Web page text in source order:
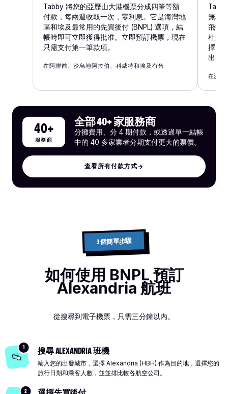
Tabby 將您的亞歷山大港機票分成四筆等額
付款，每兩週收取一次，零利息。它是海灣地
區和埃及最常用的先買後付 (BNPL) 選項，結
帳時即可立即獲得批准。立即預訂機票，現在
只需支付第一筆款項。
在阿聯酋、沙烏地阿拉伯、科威特和埃及有售
無利
飛往
杜拜
擇。
出具
在沙烏
40+
服務商
全部 40+ 家服務商
分攤費用、分 4 期付款，或透過單一結帳
中的 40 多家業者分期支付更大的票價。
查看所有付款方式→
3 個簡單步驟
如何使用 BNPL 預訂
Alexandria 航班
從搜尋到電子機票，只需三分鐘以內。
1 搜尋 ALEXANDRIA 班機
輸入您的出發城市，選擇 Alexandria (HBH) 作為目的地，選擇您的
旅行日期和乘客人數，並並排比較各航空公司。
2